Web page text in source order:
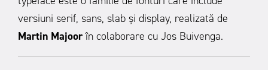
versiuni serif, sans, slab și display, realizată de
Martin Majoorîn colaborare cu Jos Buivenga.